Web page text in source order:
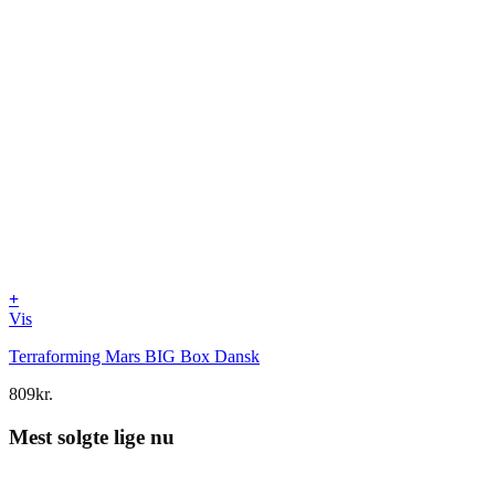
+
Vis
Terraforming Mars BIG Box Dansk
809kr.
Mest solgte lige nu